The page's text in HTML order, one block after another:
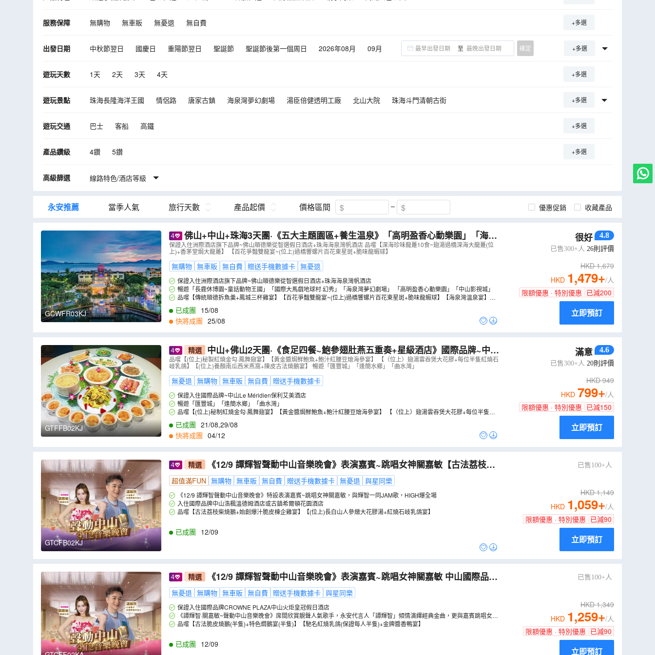
服務保障 無購物 無車販 無憂退 無自費 +多選
出發日期 中秋節翌日 國慶日 重陽節翌日 聖誕節 聖誕節後第一個周日 2026年08月
09月
09月
10月
至 確定 +多選
遊玩天數 1天 2天 3天 4天 +多選
遊玩景點 珠海長隆海洋王國 情侶路 唐家古鎮 海泉灣夢幻劇場 湯臣倍健透明工廠 北山大院
珠海斗門清朝古街
大良華蓋路商業步行街
廣東千古情
鳳儀裏旅遊區
肇慶古城牆（宋城一路）
湾中上城·魔法世界
左步村 古董車博物館 金鐘湖公園 犁頭尖山-觀景台 中山市咀香園工業旅遊景區
梁啟超故居紀念館
長廊歡樂園 宋元崖門海戰文化旅遊區 中國僑都華僑華人博物館 葵博園
南坦葵林生態濕地公園
會城石澗公園大石頭風景區
公坑寺旅遊區 三十三墟街 良溪古村 彩虹村 特成沙公園
新興天露山旅遊度假區
國恩寺 禪泉溫泉 藏佛坑 江門古勞水鄉旅遊區
黎塘碉樓文化廣場
順德容桂漁人碼頭 石岐乳鴿
+多選
遊玩交通 巴士 客船 高鐵 +多選
產品鑽級 4鑽 5鑽 +多選
高級篩選 線路特色/酒店等級
永安推薦 當季人氣 旅行天數 產品起價 價格區間 優惠促銷 收藏產品
GCWFR03KJ
佛山+中山+珠海3天團·《五大主題園區+養生温泉》「高明盈香心動樂園」「海泉
灣夢幻劇場」「長鹿休博園~童話動物王國」（GCWFR03KJ）
保證入住洲際酒店旗下品牌~佛山順德樂從智選假日酒店+珠海海泉灣帆酒店 品嚐【深海珍味龍躉10食~翅湯過橋深海大龍躉(位
上)+香茅堂焗大龍躉】 【百花爭豔雙龍宴~(位上)過橋響螺片百花東星斑+脆味龍蝦球】
無購物 無車販 無自費 贈送手機數據卡 無憂退
保證入住洲際酒店旗下品牌~佛山順德樂從智選假日酒店+珠海海泉灣帆酒店
暢遊「長鹿休博園~童話動物王國」「國際大馬戲地球村·幻秀」「海泉灣夢幻劇場」 「高明盈香心動樂園」「中山影視城」
品嚐【傳統順德拆魚羹+鳳城三杯雞宴】【百花爭豔雙龍宴~(位上)過橋響螺片百花東星斑+脆味龍蝦球】【海泉灣温泉宴】
【深海珍味龍躉10食~翅湯過橋深海大龍躉(位上)+香茅堂焗大龍躉】
已成團 15/08
快將成團 25/08
很好 4.8
已售300+人 26則評價
HKD1,679
HKD 1,479+/人
限額優惠 · 特別優惠 已減200
立即預訂
GTFFB02KJ
精選 中山+佛山2天團·《食足四餐~鮑參翅肚燕五重奏+星級酒店》國際品牌~中山
Le Méridien保利艾美酒店 （GTFFB02KJ）
品嚐【(位上)秘製紅燒金勾·鳳舞翅宴】【黃金醬焗鮮鮑魚+鮑汁紅腰豆燴海參宴】 【（位上）翅湯雲吞煲大花膠+每位半隻紅燒石
岐乳鴿】【(位上)養顏南瓜西米燕窩+陳皮古法燒鵝宴】 暢遊「匯豐城」「逢簡水鄉」「曲水灣」
無憂退 無購物 無車販 無自費 贈送手機數據卡
保證入住國際品牌~中山Le Méridien保利艾美酒店
暢遊「匯豐城」「逢簡水鄉」「曲水灣」
品嚐【(位上)秘制紅燒金勾·鳳舞翅宴】【黃金醬焗鮮鮑魚+鮑汁紅腰豆燴海參宴】 【（位上）翅湯雲吞煲大花膠+每位半隻紅
燒石岐乳鴿】【(位上)養顏南瓜西米燕窩+陳皮古法燒鵝宴】
已成團 21/08,29/08
快將成團 04/12
滿意 4.6
已售300+人 20則評價
HKD949
HKD 799+/人
限額優惠 · 特別優惠 已減150
立即預訂
GTCFB02KJ
精選 《12/9 譚輝智聲動中山音樂晚會》表演嘉賓~跳唱女神關嘉敏【古法荔枝柴
燒鵝+始創爆汁脆皮棟企雞宴】【長白山人參燉大花膠湯(位上)+紅燒石岐乳鴿宴】 中
山純玩2天團（GTCFB02KJ）
超值滿FUN 無購物 無車販 無自費 贈送手機數據卡 無憂退 與星同樂
《12/9 譚輝智聲動中山音樂晚會》特設表演嘉賓~跳唱女神關嘉敏，與輝智一同JAM歌，HIGH爆全場
入住國際品牌中山浩楓溫德姆酒店或古鎮希爾頓花園酒店
品嚐【古法荔枝柴燒鵝+始創爆汁脆皮棟企雞宴】【(位上)長白山人參燉大花膠湯+紅燒石岐乳鴿宴】
已成團 12/09
已售100+人
HKD1,149
HKD 1,059+/人
限額優惠 · 特別優惠 已減90
立即預訂
精選 《12/9 譚輝智聲動中山音樂晚會》表演嘉賓~跳唱女神關嘉敏 中山國際品牌
火炬皇冠假日酒店【古法脆皮燒鵝(半隻)+特色燜鵝宴(半隻)】【馳名紅燒乳鴿(保證每
人半隻)+金牌醬香鴨宴】中山純玩2天團（GTCFF02KA
無憂退 無購物 無車販 無自費 贈送手機數據卡 與星同樂
保證入住國際品牌CROWNE PLAZA中山火炬皇冠假日酒店
《譚輝智·關嘉敏~聲動中山音樂晚會》席間欣賞靚聲人氣歌手，永安代言人「譚輝智」傾情演繹經典金曲，更與嘉賓跳唱女神
「關嘉敏」一同JAM 歌，更與歌迷團友近距離接觸及大派驚喜，令你樂而忘返
品嚐【古法脆皮燒鵝(半隻)+特色燜鵝宴(半隻)】【馳名紅燒乳鴿(保證每人半隻)+金牌醬香鴨宴】
已成團 12/09
已售100+人
HKD1,349
HKD 1,259+/人
限額優惠 · 特別優惠 已減90
立即預訂